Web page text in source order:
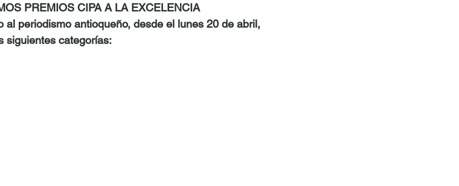
PREMIOS CIPA A LA EXCELENCIA
al periodismo antioqueño, desde el lunes 20 de abril,
siguientes categorías: